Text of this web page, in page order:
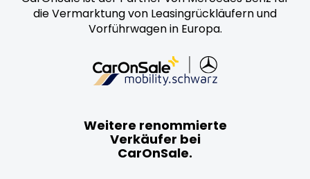
die Vermarktung von Leasingrückläufern und
Vorführwagen in Europa.
Weitere renommierte
Verkäufer bei
CarOnSale.